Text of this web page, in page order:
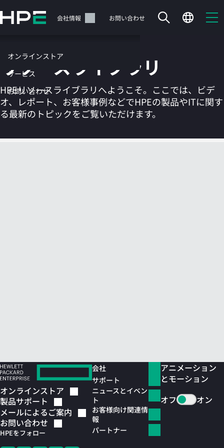
イ
テ
ツ
に
ス
ッ
サポート 会社情報 お問い合わせ
オンラインストア
サービス
お問い合わせ
カートは空です
リソースライブラリ
HPEリソースライブラリへようこそ。ここでは、ビデ
オ、レポート、お客様事例などでHPEの製品やITに関す
る最新のトピックをご覧いただけます。
オンラインストア
製品サポート
メールによるご案内
お問い合わせ
HPEをフォロー
会社
サポート
ニュースとイベン
ト
お客様向け関連情
報
パートナー
アニメーション
とモーション
オフ
オン